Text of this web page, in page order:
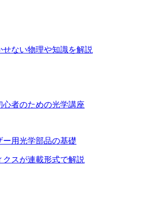
ない物理や知識を解説
者のための光学講座
ー用光学部品の基礎
スが連載形式で解説